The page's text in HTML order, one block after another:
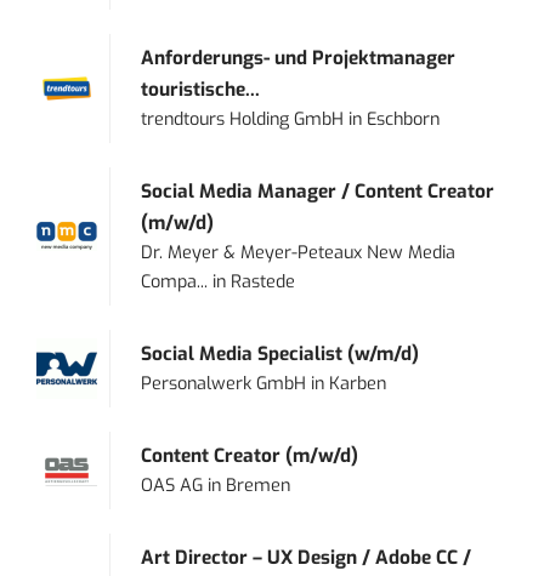
Anforderungs- und Projektmanager
touristische...
trendtours Holding GmbH in Eschborn
Social Media Manager / Content Creator
(m/w/d)
Dr. Meyer & Meyer-Peteaux New Media
Compa... in Rastede
Social Media Specialist (w/m/d)
Personalwerk GmbH in Karben
Content Creator (m/w/d)
OAS AG in Bremen
Art Director – UX Design / Adobe CC /